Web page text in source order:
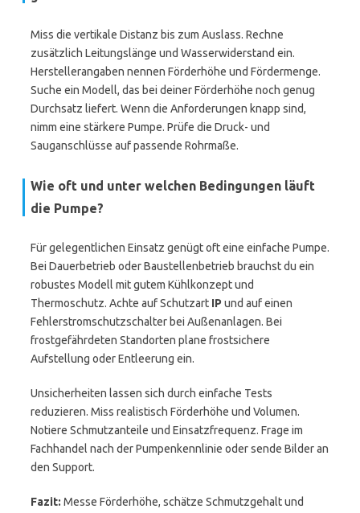
Miss die vertikale Distanz bis zum Auslass. Rechne
zusätzlich Leitungslänge und Wasserwiderstand ein.
Herstellerangaben nennen Förderhöhe und Fördermenge.
Suche ein Modell, das bei deiner Förderhöhe noch genug
Durchsatz liefert. Wenn die Anforderungen knapp sind,
nimm eine stärkere Pumpe. Prüfe die Druck- und
Sauganschlüsse auf passende Rohrmaße.
Wie oft und unter welchen Bedingungen läuft
die Pumpe?
Für gelegentlichen Einsatz genügt oft eine einfache Pumpe.
Bei Dauerbetrieb oder Baustellenbetrieb brauchst du ein
robustes Modell mit gutem Kühlkonzept und
Thermoschutz. Achte auf Schutzart IP und auf einen
Fehlerstromschutzschalter bei Außenanlagen. Bei
frostgefährdeten Standorten plane frostsichere
Aufstellung oder Entleerung ein.
Unsicherheiten lassen sich durch einfache Tests
reduzieren. Miss realistisch Förderhöhe und Volumen.
Notiere Schmutzanteile und Einsatzfrequenz. Frage im
Fachhandel nach der Pumpenkennlinie oder sende Bilder an
den Support.
Fazit: Messe Förderhöhe, schätze Schmutzgehalt und